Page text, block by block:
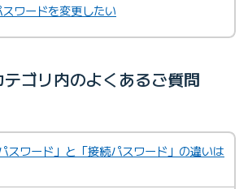
ワードを変更したい
ゴリ内のよくあるご質問
スワード」と「接続パスワード」の違いは